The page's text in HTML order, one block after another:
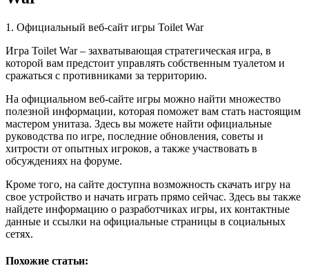
1. Официальный веб-сайт игры Toilet War
Игра Toilet War – захватывающая стратегическая игра, в
которой вам предстоит управлять собственным туалетом и
сражаться с противниками за территорию.
На официальном веб-сайте игры можно найти множество
полезной информации, которая поможет вам стать настоящим
мастером унитаза. Здесь вы можете найти официальные
руководства по игре, последние обновления, советы и
хитрости от опытных игроков, а также участвовать в
обсуждениях на форуме.
Кроме того, на сайте доступна возможность скачать игру на
свое устройство и начать играть прямо сейчас. Здесь вы также
найдете информацию о разработчиках игры, их контактные
данные и ссылки на официальные страницы в социальных
сетях.
Похожие статьи: